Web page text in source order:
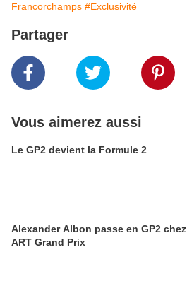
Francorchamps #Exclusivité
Partager
Vous aimerez aussi
Le GP2 devient la Formule 2
Alexander Albon passe en GP2 chez
ART Grand Prix